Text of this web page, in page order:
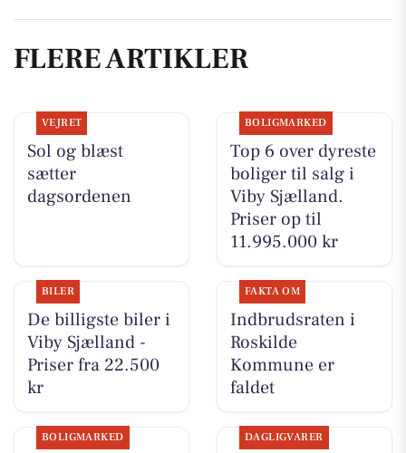
FLERE ARTIKLER
VEJRET
Sol og blæst
sætter
dagsordenen
BOLIGMARKED
Top 6 over dyreste
boliger til salg i
Viby Sjælland.
Priser op til
11.995.000 kr
BILER
De billigste biler i
Viby Sjælland -
Priser fra 22.500
kr
FAKTA OM
Indbrudsraten i
Roskilde
Kommune er
faldet
BOLIGMARKED DAGLIGVARER